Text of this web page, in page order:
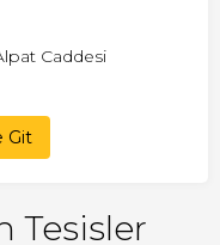
Caddesi
Git
Tesisler